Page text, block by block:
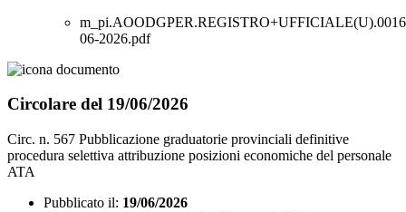
06-2026.pdf
Circolare del 19/06/2026
Circ. n. 567 Pubblicazione graduatorie provinciali definitive
procedura selettiva attribuzione posizioni economiche del personale
ATA
Pubblicato il: 19/06/2026